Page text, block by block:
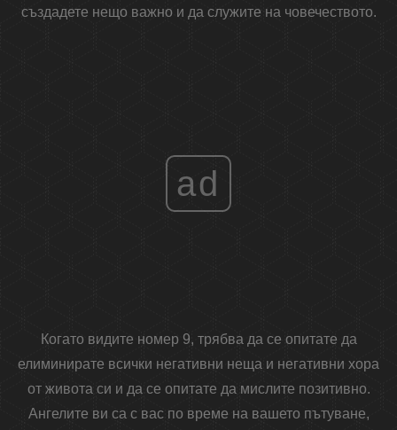
създадете нещо важно и да служите на човечеството.
ad
Когато видите номер 9, трябва да се опитате да
елиминирате всички негативни неща и негативни хора
от живота си и да се опитате да мислите позитивно.
Ангелите ви са с вас по време на вашето пътуване,